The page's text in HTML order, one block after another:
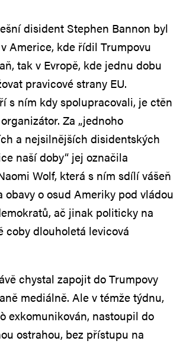
disident Stephen Bannon byl
Americe, kde řídil Trumpovu
tak v Evropě, kde jednu dobu
pravicové strany EU.
s ním kdy spolupracovali, je ctěn
Za „jednoho
a nejsilnějších disidentských
naší doby“ jej označila
Wolf, která s ním sdílí vášeň
obavy o osud Ameriky pod vládou
ač jinak politicky na
coby dlouholetá levicová
chystal zapojit do Trumpovy
mediálně. Ale v témže týdnu,
exkomunikován, nastoupil do
ostrahou, bez přístupu na